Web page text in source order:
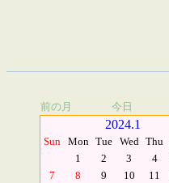
前の月 今日
2024.1
Sun Mon Tue Wed Thu
1
2 3 4
7
8 9 10 11